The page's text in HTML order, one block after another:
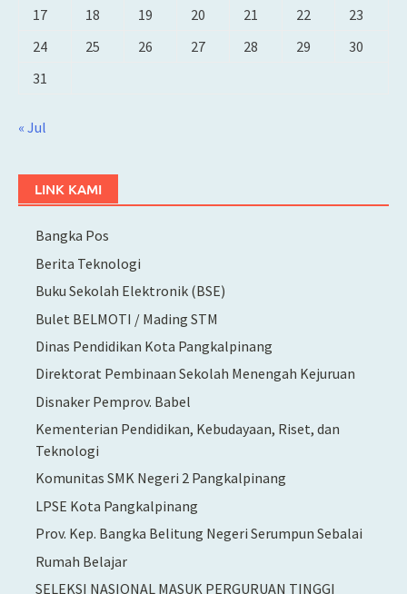
17
18 19 20 21 22
23
24
25 26 27 28 29
30
31
« Jul
LINK KAMI
Bangka Pos
Berita Teknologi
Buku Sekolah Elektronik (BSE)
Bulet BELMOTI / Mading STM
Dinas Pendidikan Kota Pangkalpinang
Direktorat Pembinaan Sekolah Menengah Kejuruan
Disnaker Pemprov. Babel
Kementerian Pendidikan, Kebudayaan, Riset, dan
Teknologi
Komunitas SMK Negeri 2 Pangkalpinang
LPSE Kota Pangkalpinang
Prov. Kep. Bangka Belitung Negeri Serumpun Sebalai
Rumah Belajar
SELEKSI NASIONAL MASUK PERGURUAN TINGGI